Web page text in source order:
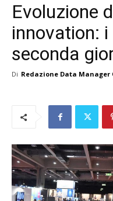
Evoluzione
innovation:
seconda
Di Redazione Data Manager